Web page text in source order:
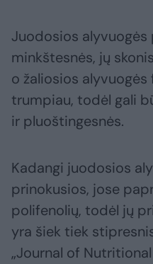
Juodosios
minkštesnės, jų
o žaliosios
trumpiau, todėl gali
ir pluoštingesnės.
Kadangi juodosios
prinokusios, jose
polifenolių, todėl jų
yra šiek tiek
„Journal of